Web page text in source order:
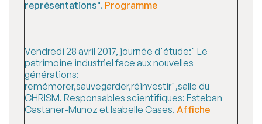
représentations". Programme
Vendredi 28 avril 2017, journée d'étude:" Le
patrimoine industriel face aux nouvelles
générations:
remémorer,sauvegarder,réinvestir",salle du
CHRISM. Responsables scientifiques: Esteban
Castaner-Munoz et Isabelle Cases. Affiche